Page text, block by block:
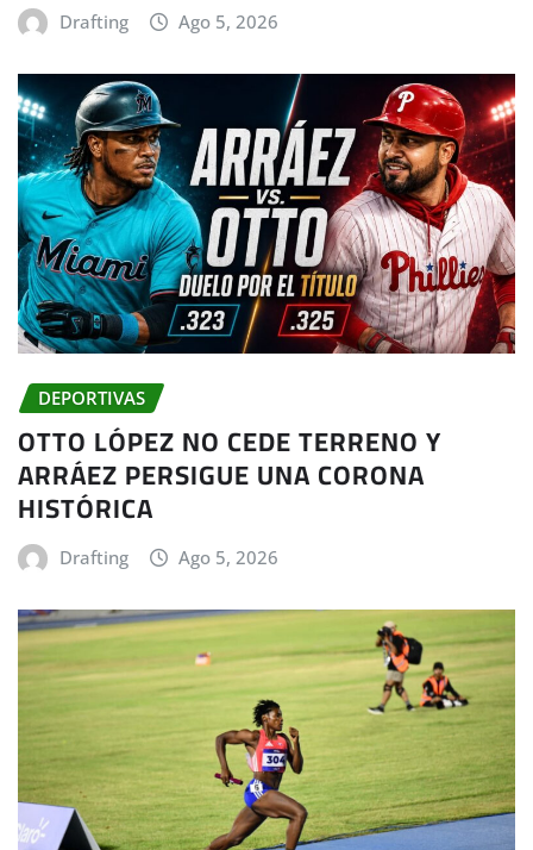
Drafting Ago 5, 2026
DEPORTIVAS
OTTO LÓPEZ NO CEDE TERRENO Y
ARRÁEZ PERSIGUE UNA CORONA
HISTÓRICA
Drafting Ago 5, 2026